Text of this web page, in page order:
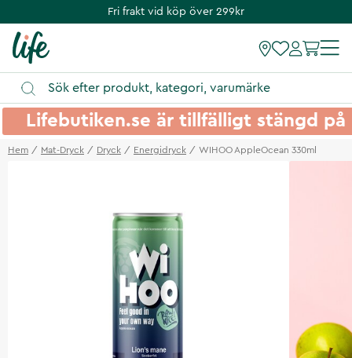
Fri frakt vid köp över 299kr
Lifebutiken.se är tillfälligt stängd
Hem Mat-Dryck Dryck Energidryck WIHOO AppleOcean 330ml